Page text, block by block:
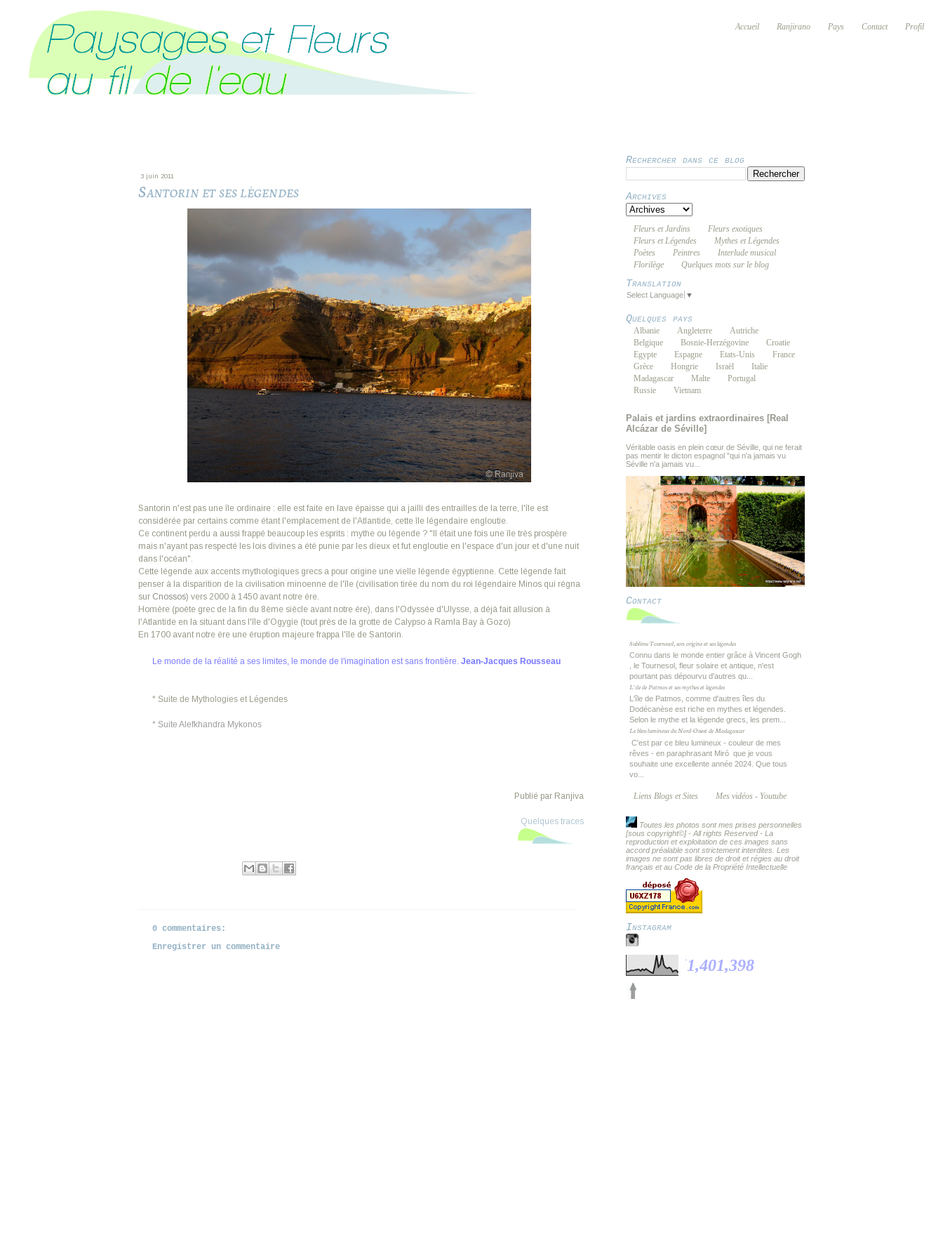
Accueil Ranjirano Pays Contact Profil
3 juin 2011
Santorin et ses légendes
Santorin n'est pas une île ordinaire : elle est faite en lave épaisse qui a jailli des entrailles de la terre, l'île est
considérée par certains comme étant l'emplacement de l'Atlantide, cette île légendaire engloutie.
Ce continent perdu a aussi frappé beaucoup les esprits : mythe ou légende ? "Il était une fois une île très prospère
mais n'ayant pas respecté les lois divines a été punie par les dieux et fut engloutie en l'espace d'un jour et d'une nuit
dans l'océan".
Cette légende aux accents mythologiques grecs a pour origine une vielle légende égyptienne. Cette légende fait
penser à la disparition de la civilisation minoenne de l'île (civilisation tirée du nom du roi légendaire Minos qui régna
sur Cnossos) vers 2000 à 1450 avant notre ère.
Homère (poète grec de la fin du 8ème siècle avant notre ère), dans l'Odyssée d'Ulysse, a déjà fait allusion à
l'Atlantide en la situant dans l'île d'Ogygie (tout près de la grotte de Calypso à Ramla Bay à Gozo)
En 1700 avant notre ère une éruption majeure frappa l'île de Santorin.
Le monde de la réalité a ses limites, le monde de l'imagination est sans frontière. Jean-Jacques Rousseau
* Suite de Mythologies et Légendes
* Suite Alefkhandra Mykonos
Publié par Ranjiva
Quelques traces
0 commentaires:
Enregistrer un commentaire
Rechercher dans ce blog
Archives
Fleurs et Jardins
Fleurs exotiques
Fleurs et Légendes
Mythes et Légendes
Poètes
Peintres
Interlude musical
Florilège
Quelques mots sur le blog
Translation
Select Language ▼
Quelques pays
Albanie Angleterre
Autriche
Belgique
Bosnie-Herzégovine
Croatie
Egypte
Espagne Etats-Unis
France
Grèce
Hongrie Israël
Italie
Madagascar
Malte
Portugal
Russie
Vietnam
Palais et jardins extraordinaires [Real
Alcázar de Séville]
Véritable oasis en plein cœur de Séville, qui ne ferait
pas mentir le dicton espagnol "qui n'a jamais vu
Séville n'a jamais vu...
Contact
Sublime Tournesol, son origine et ses légendes
Connu dans le monde entier grâce à Vincent Gogh
, le Tournesol, fleur solaire et antique, n'est
pourtant pas dépourvu d'autres qu...
L'île de Patmos et ses mythes et légendes
L'île de Patmos, comme d'autres îles du
Dodécanèse est riche en mythes et légendes.
Selon le mythe et la légende grecs, les prem...
Le bleu lumineux du Nord-Ouest de Madagascar
C'est par ce bleu lumineux - couleur de mes
rêves - en paraphrasant Miró que je vous
souhaite une excellente année 2024. Que tous
vo...
Liens Blogs et Sites Mes vidéos - Youtube
Toutes les photos sont mes prises personnelles
[sous copyright©] - All rights Reserved - La
reproduction et exploitation de ces images sans
accord préalable sont strictement interdites. Les
images ne sont pas libres de droit et régies au droit
français et au Code de la Propriété Intellectuelle
Instagram
1,401,398